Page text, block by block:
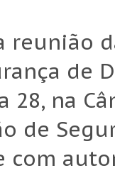
reunião
de
28, na
de
com